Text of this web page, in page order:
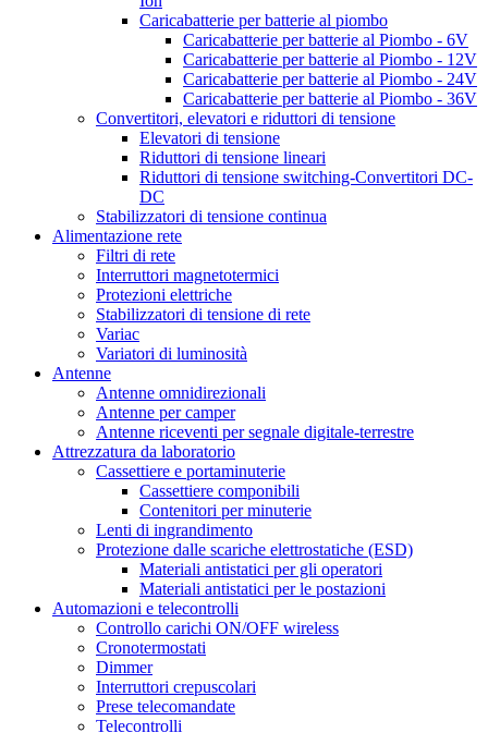
Caricabatterie per batterie al piombo
Caricabatterie per batterie al Piombo - 6V
Caricabatterie per batterie al Piombo - 12V
Caricabatterie per batterie al Piombo - 24V
Caricabatterie per batterie al Piombo - 36V
Convertitori, elevatori e riduttori di tensione
Elevatori di tensione
Riduttori di tensione lineari
Riduttori di tensione switching-Convertitori DC-
DC
Stabilizzatori di tensione continua
Alimentazione rete
Filtri di rete
Interruttori magnetotermici
Protezioni elettriche
Stabilizzatori di tensione di rete
Variac
Variatori di luminosità
Antenne
Antenne omnidirezionali
Antenne per camper
Antenne riceventi per segnale digitale-terrestre
Attrezzatura da laboratorio
Cassettiere e portaminuterie
Cassettiere componibili
Contenitori per minuterie
Lenti di ingrandimento
Protezione dalle scariche elettrostatiche (ESD)
Materiali antistatici per gli operatori
Materiali antistatici per le postazioni
Automazioni e telecontrolli
Controllo carichi ON/OFF wireless
Cronotermostati
Dimmer
Interruttori crepuscolari
Prese telecomandate
Telecontrolli